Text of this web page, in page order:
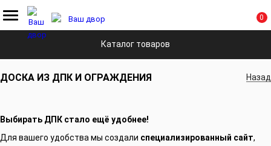
0
Каталог товаров
Главная Каталог Доска из ДПК и ограждения
ДОСКА ИЗ ДПК И ОГРАЖДЕНИЯ Назад
Выбирать ДПК стало ещё удобнее!
Для вашего удобства мы создали специализированный сайт,